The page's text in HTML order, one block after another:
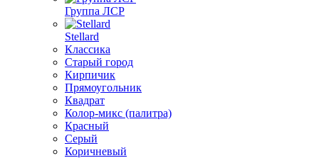
Группа ЛСР
Stellard
Классика
Старый город
Кирпичик
Прямоугольник
Квадрат
Колор-микс (палитра)
Красный
Серый
Коричневый